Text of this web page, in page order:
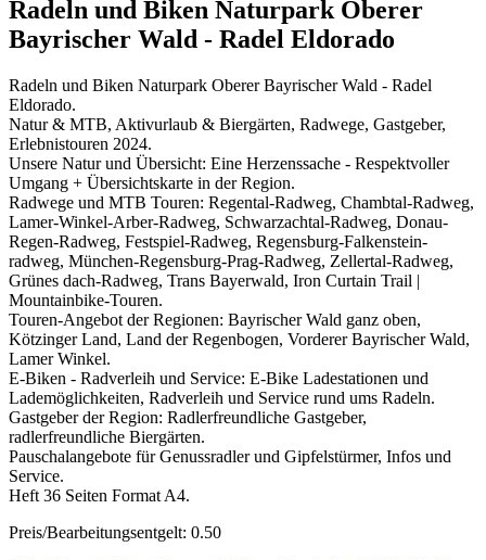
Radeln und Biken Naturpark Oberer
Bayrischer Wald - Radel Eldorado
Radeln und Biken Naturpark Oberer Bayrischer Wald - Radel
Eldorado.
Natur & MTB, Aktivurlaub & Biergärten, Radwege, Gastgeber,
Erlebnistouren 2024.
Unsere Natur und Übersicht: Eine Herzenssache - Respektvoller
Umgang + Übersichtskarte in der Region.
Radwege und MTB Touren: Regental-Radweg, Chambtal-Radweg,
Lamer-Winkel-Arber-Radweg, Schwarzachtal-Radweg, Donau-
Regen-Radweg, Festspiel-Radweg, Regensburg-Falkenstein-
radweg, München-Regensburg-Prag-Radweg, Zellertal-Radweg,
Grünes dach-Radweg, Trans Bayerwald, Iron Curtain Trail |
Mountainbike-Touren.
Touren-Angebot der Regionen: Bayrischer Wald ganz oben,
Kötzinger Land, Land der Regenbogen, Vorderer Bayrischer Wald,
Lamer Winkel.
E-Biken - Radverleih und Service: E-Bike Ladestationen und
Lademöglichkeiten, Radverleih und Service rund ums Radeln.
Gastgeber der Region: Radlerfreundliche Gastgeber,
radlerfreundliche Biergärten.
Pauschalangebote für Genussradler und Gipfelstürmer, Infos und
Service.
Heft 36 Seiten Format A4.
Preis/Bearbeitungsentgelt: 0.50